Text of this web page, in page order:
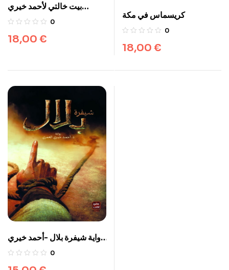
بيت خالتي لأحمد خيري
العمري
0
18,00 €
كريسماس في مكة
0
18,00 €
رواية شيفرة بلال -أحمد خيري
العمري
0